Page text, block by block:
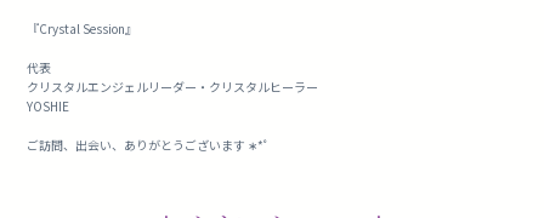
『Crystal Session』
代表
クリスタルエンジェルリーダー・クリスタルヒーラー
YOSHIE
ご訪問、出会い、ありがとうございます ∗*ﾟ